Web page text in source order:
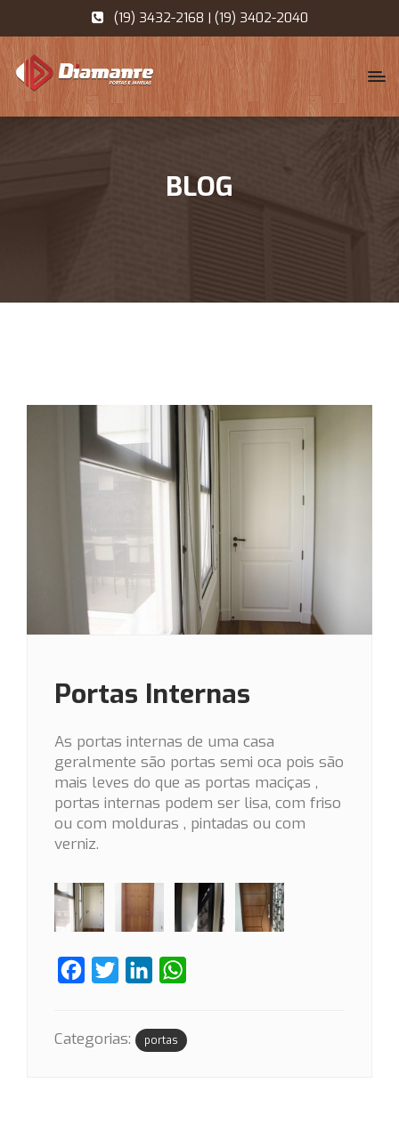
(19) 3432-2168 | (19) 3402-2040
BLOG
Portas Internas
As portas internas de uma casa
geralmente são portas semi oca pois são
mais leves do que as portas maciças ,
portas internas podem ser lisa, com friso
ou com molduras , pintadas ou com
verniz.
FacebookTwitterLinkedIn
Categorias: portas